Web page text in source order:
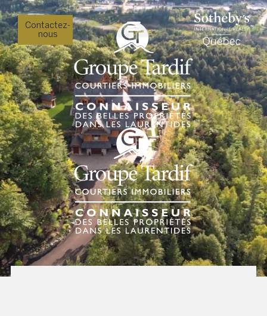
Contactez-
nous